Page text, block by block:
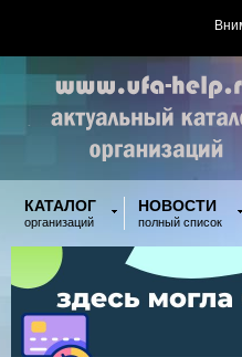
КАТАЛОГ
организаций
НОВОСТИ
полный список